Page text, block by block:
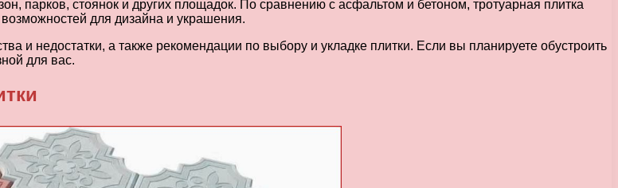
парков, стоянок и других площадок. По сравнению с асфальтом и бетоном, тротуарная плитка
для дизайна и украшения.
и недостатки, а также рекомендации по выбору и укладке плитки. Если вы планируете обустроить
для вас.